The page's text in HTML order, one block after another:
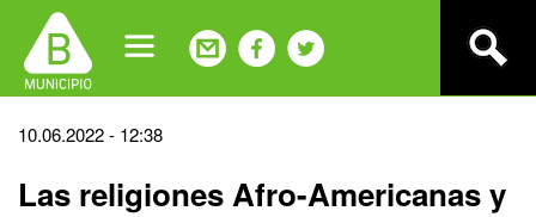
navigation
Back
top
10.06.2022 - 12:38
Las religiones Afro-Americanas y